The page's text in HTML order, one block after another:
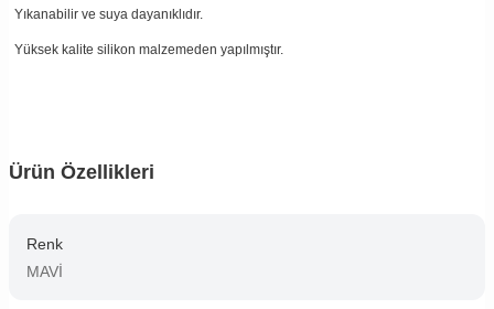
Yıkanabilir ve suya dayanıklıdır.
Yüksek kalite silikon malzemeden yapılmıştır.
Ürün Özellikleri
Renk
MAVİ